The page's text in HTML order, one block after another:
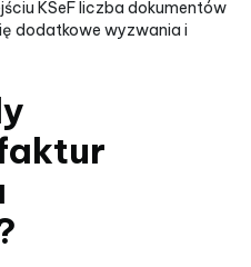
KSeF liczba dokumentów
dodatkowe wyzwania i